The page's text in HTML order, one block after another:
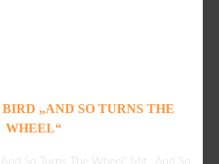
„AND SO TURNS THE
WHEEL“